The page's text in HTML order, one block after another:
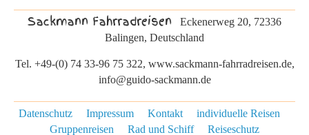
Sackmann Fahrradreisen Eckenerweg 20, 72336
Balingen, Deutschland
Tel. +49-(0) 74 33-96 75 322, www.sackmann-fahrradreisen.de,
info@guido-sackmann.de
Datenschutz Impressum Kontakt
individuelle Reisen
Gruppenreisen
Rad und Schiff Reiseschutz